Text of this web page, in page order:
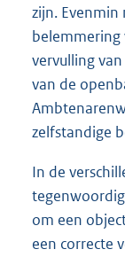
zijn. Evenmin
belemmering
vervulling
van de
zelfstandige
In de
om een
een correcte